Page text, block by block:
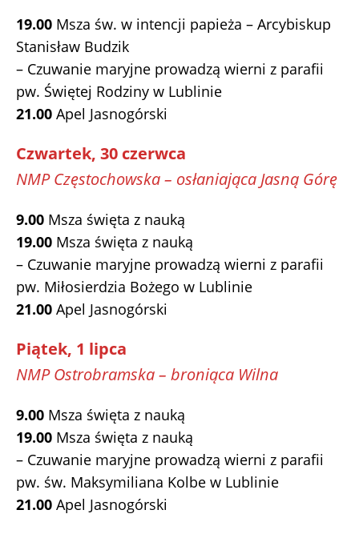
19.00 Msza św. w intencji papieża – Arcybiskup
Stanisław Budzik
– Czuwanie maryjne prowadzą wierni z parafii
pw. Świętej Rodziny w Lublinie
21.00 Apel Jasnogórski
Czwartek, 30 czerwca
NMP Częstochowska – osłaniająca Jasną Górę
9.00 Msza święta z nauką
19.00 Msza święta z nauką
– Czuwanie maryjne prowadzą wierni z parafii
pw. Miłosierdzia Bożego w Lublinie
21.00 Apel Jasnogórski
Piątek, 1 lipca
NMP Ostrobramska – broniąca Wilna
9.00 Msza święta z nauką
19.00 Msza święta z nauką
– Czuwanie maryjne prowadzą wierni z parafii
pw. św. Maksymiliana Kolbe w Lublinie
21.00 Apel Jasnogórski